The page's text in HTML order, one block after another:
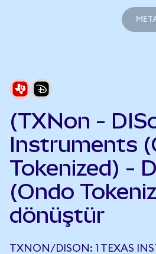
(TXNon -
Instruments
Tokenized) -
(Ondo
dönüştür
TXNON/DISON: 1 TEXAS